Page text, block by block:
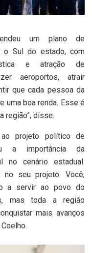
um plano de
o Sul do estado, com
e atração de
aeroportos, atrair
que cada pessoa da
uma boa renda. Esse é
região”, disse.
projeto político de
a importância da
no cenário estadual.
no seu projeto. Você,
a servir ao povo do
mas toda a região
mais avanços